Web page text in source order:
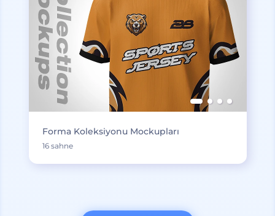
Forma Koleksiyonu Mockupları
16 sahne